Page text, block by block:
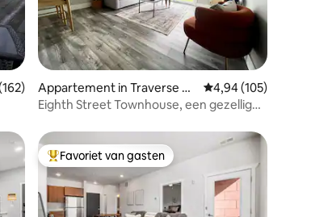
beoordeling van 4,91 uit 5, 162 recensies
Appartement in Traverse Ci
ty
Gemiddelde
4,94 (105)
Eighth Street Townhouse, een gezellig
Topfavoriet van gasten
Favoriet van gasten